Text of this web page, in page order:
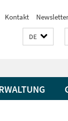
Kontakt Newsletter
DE